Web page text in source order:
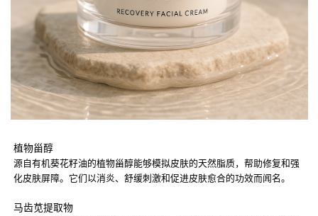
植物甾醇
源自有机葵花籽油的植物甾醇能够模拟皮肤的天然脂质，帮助修复和强
化皮肤屏障。它们以消炎、舒缓刺激和促进皮肤愈合的功效而闻名。
马齿苋提取物